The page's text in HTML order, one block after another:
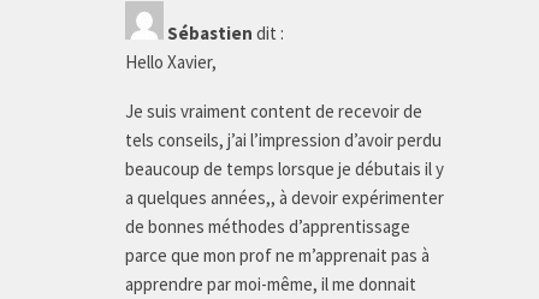
Sébastien dit :
Hello Xavier,
Je suis vraiment content de recevoir de
tels conseils, j’ai l’impression d’avoir perdu
beaucoup de temps lorsque je débutais il y
a quelques années,, à devoir expérimenter
de bonnes méthodes d’apprentissage
parce que mon prof ne m’apprenait pas à
apprendre par moi-même, il me donnait